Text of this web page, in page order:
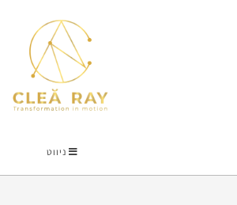
ניווט